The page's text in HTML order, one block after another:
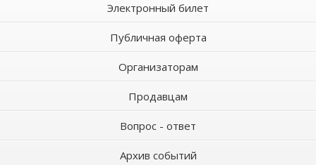
Электронный билет
Публичная оферта
Организаторам
Продавцам
Вопрос - ответ
Архив событий